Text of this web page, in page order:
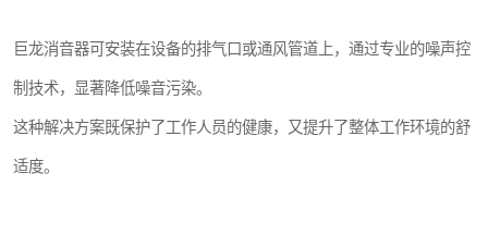
巨龙消音器可安装在设备的排气口或通风管道上，通过专业的噪声控
制技术，显著降低噪音污染。
这种解决方案既保护了工作人员的健康，又提升了整体工作环境的舒
适度。